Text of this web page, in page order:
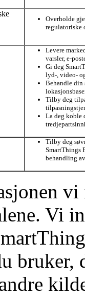
Overholde
regulatoriske
Levere
varsler, e-
Gi deg
lyd-, video-
Behandle din
Tilby deg
La deg koble
Tilby deg
SmartThings
behandling
vi
Vi
bruker,